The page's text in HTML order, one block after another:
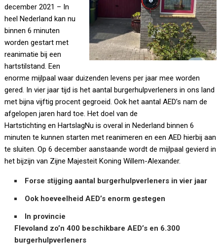
december 2021 – In
heel Nederland kan nu
binnen 6 minuten
worden gestart met
reanimatie bij een
hartstilstand. Een
enorme mijlpaal waar duizenden levens per jaar mee worden
gered. In vier jaar tijd is het aantal burgerhulpverleners in ons land
met bijna vijftig procent gegroeid. Ook het aantal AED’s nam de
afgelopen jaren hard toe. Het doel van de
Hartstichting en HartslagNu is overal in Nederland binnen 6
minuten te kunnen starten met reanimeren en een AED hierbij aan
te sluiten. Op 6 december aanstaande wordt de mijlpaal gevierd in
het bijzijn van Zijne Majesteit Koning Willem-Alexander.
Forse stijging aantal burgerhulpverleners in vier jaar
Ook hoeveelheid AED’s enorm gestegen
In provincie
Flevoland zo’n 400 beschikbare AED’s en 6.300
burgerhulpverleners